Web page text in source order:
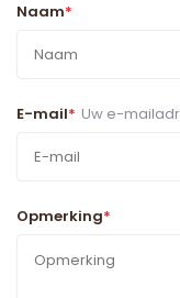
Naam*
E-mail* Uw e-
Opmerking*